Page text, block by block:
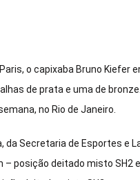
o capixaba Bruno
de prata e uma de
no Rio de Janeiro.
Secretaria de Esportes e
posição deitado misto SH2